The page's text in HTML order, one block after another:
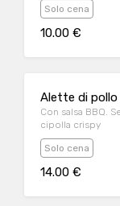
Solo cena
10.00 €
Alette di
Con salsa BBQ.
cipolla crispy
Solo cena
14.00 €